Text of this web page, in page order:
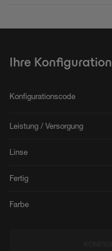
Ihre Konfiguration
Konfigurationscode
Leistung / Versorgung
Linse
Fertig
Farbe